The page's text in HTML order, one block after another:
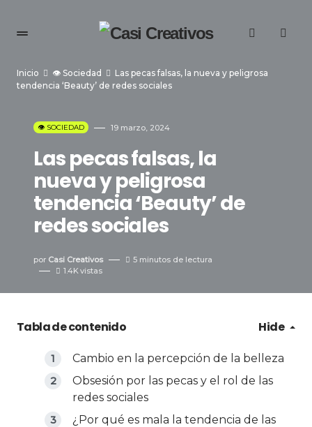
Inicio 👁️ Sociedad
Las pecas falsas, la nueva y peligrosa
tendencia ‘Beauty’ de redes sociales
👁️ SOCIEDAD 19 marzo, 2024
Las pecas falsas, la
nueva y peligrosa
tendencia ‘Beauty’ de
redes sociales
por Casi Creativos
5 minutos de lectura
1.4Kvistas
Tabla de contenido Hide
Cambio en la percepción de la belleza
Obsesión por las pecas y el rol de las
redes sociales
¿Por qué es mala la tendencia de las